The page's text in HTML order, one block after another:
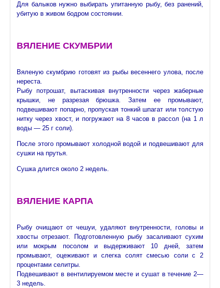
Для балыков нужно выбирать упитанную рыбу, без ранений,
убитую в живом бодром состоянии.
ВЯЛЕНИЕ СКУМБРИИ
Вяленую скумбрию готовят из рыбы весеннего улова, после
нереста.
Рыбу потрошат, вытаскивая внутренности через жаберные
крышки, не разрезая брюшка. Затем ее промывают,
подвешивают попарно, пропуская тонкий шпагат или толстую
нитку через хвост, и погружают на 8 часов в рассол (на 1 л
воды — 25 г соли).
После этого промывают холодной водой и подвешивают для
сушки на прутья.
Сушка длится около 2 недель.
ВЯЛЕНИЕ КАРПА
Рыбу очищают от чешуи, удаляют внутренности, головы и
хвосты отрезают. Подготовленную рыбу засаливают сухим
или мокрым посолом и выдерживают 10 дней, затем
промывают, оцеживают и слегка солят смесью соли с 2
процентами селитры.
Подвешивают в вентилируемом месте и сушат в течение 2—
3 недель.